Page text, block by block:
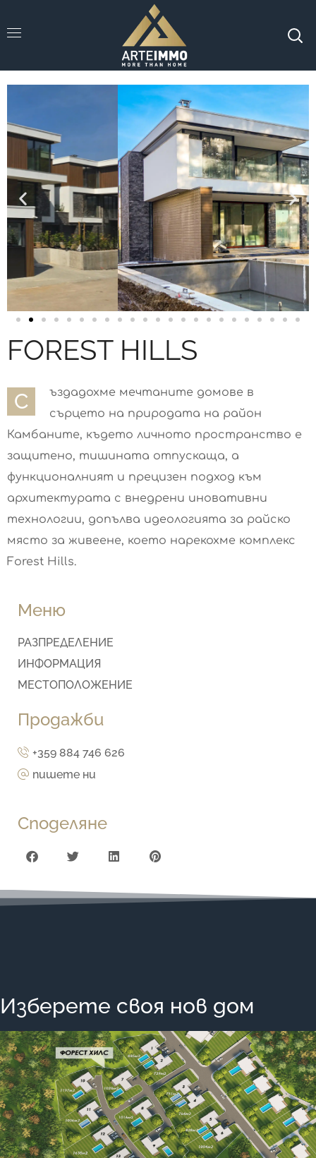
FOREST HILLS
С
ъздадохме мечтаните домове в
сърцето на природата на район
Камбаните, където личното пространство е
защитено, тишината отпускаща, а
функционалният и прецизен подход към
архитектурата с внедрени иновативни
технологии, допълва идеологията за райско
място за живеене, което нарекохме комплекс
Forest Hills.
Меню
РАЗПРЕДЕЛЕНИЕ
ИНФОРМАЦИЯ
МЕСТОПОЛОЖЕНИЕ
Продажби
+359 884 746 626
пишете ни
Споделяне
Изберете своя нов дом